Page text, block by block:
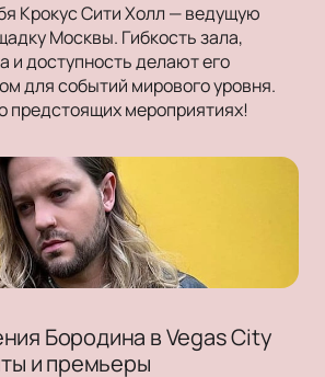
Крокус Сити Холл — ведущую
Москвы. Гибкость зала,
и доступность делают его
для событий мирового уровня.
предстоящих мероприятиях!
Бородина в Vegas City
и премьеры